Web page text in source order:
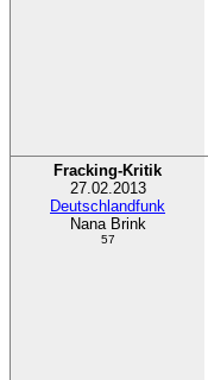
Fracking-Kritik
27.02.2013
Deutschlandfunk
Nana Brink
57